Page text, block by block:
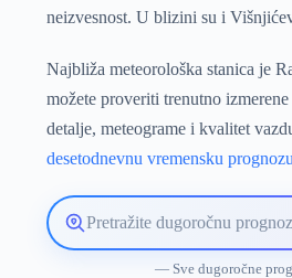
neizvesnost. U blizini su i
Najbliža meteorološka stanica je
možete proveriti trenutno
detalje, meteograme i kvalitet
desetodnevnu vremensku
Pretražite
lokaciju
— Sve dugoročne